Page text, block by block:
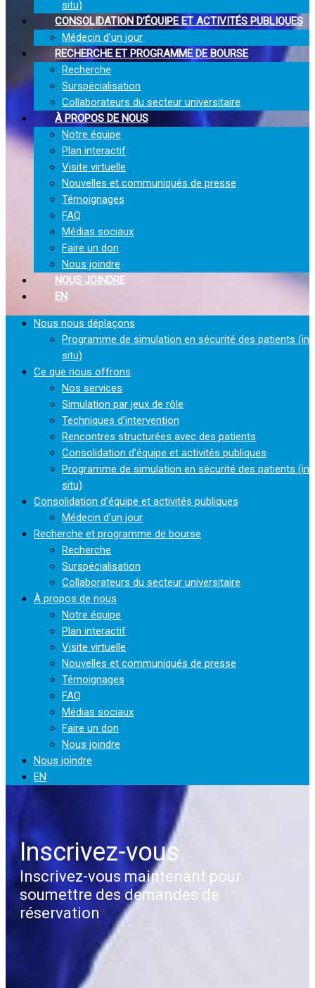
situ)
CONSOLIDATION D’ÉQUIPE ET ACTIVITÉS PUBLIQUES
Médecin d’un jour
RECHERCHE ET PROGRAMME DE BOURSE
Recherche
Surspécialisation
Collaborateurs du secteur universitaire
À PROPOS DE NOUS
Notre équipe
Plan interactif
Visite virtuelle
Nouvelles et communiqués de presse
Témoignages
FAQ
Médias sociaux
Faire un don
Nous joindre
NOUS JOINDRE
EN
Nous nous déplaçons
Programme de simulation en sécurité des patients (in
situ)
Ce que nous offrons
Nos services
Simulation par jeux de rôle
Techniques d’intervention
Rencontres structurées avec des patients
Consolidation d’équipe et activités publiques
Programme de simulation en sécurité des patients (in
situ)
Consolidation d’équipe et activités publiques
Médecin d’un jour
Recherche et programme de bourse
Recherche
Surspécialisation
Collaborateurs du secteur universitaire
À propos de nous
Notre équipe
Plan interactif
Visite virtuelle
Nouvelles et communiqués de presse
Témoignages
FAQ
Médias sociaux
Faire un don
Nous joindre
Nous joindre
EN
Inscrivez-vous
Inscrivez-vous maintenant pour
soumettre des demandes de
réservation